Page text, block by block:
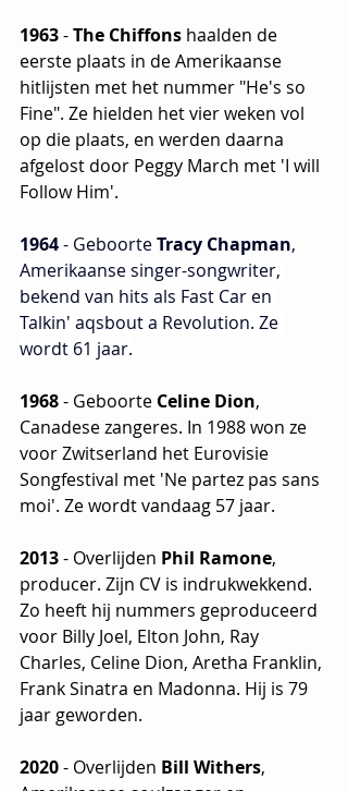
1963 - The Chiffons haalden de
eerste plaats in de Amerikaanse
hitlijsten met het nummer "He's so
Fine". Ze hielden het vier weken vol
op die plaats, en werden daarna
afgelost door Peggy March met 'I will
Follow Him'.
1964 - Geboorte Tracy Chapman,
Amerikaanse singer-songwriter,
bekend van hits als Fast Car en
Talkin' aqsbout a Revolution. Ze
wordt 61 jaar.
1968 - Geboorte Celine Dion,
Canadese zangeres. In 1988 won ze
voor Zwitserland het Eurovisie
Songfestival met 'Ne partez pas sans
moi'. Ze wordt vandaag 57 jaar.
2013 - Overlijden Phil Ramone,
producer. Zijn CV is indrukwekkend.
Zo heeft hij nummers geproduceerd
voor Billy Joel, Elton John, Ray
Charles, Celine Dion, Aretha Franklin,
Frank Sinatra en Madonna. Hij is 79
jaar geworden.
2020 - Overlijden Bill Withers,